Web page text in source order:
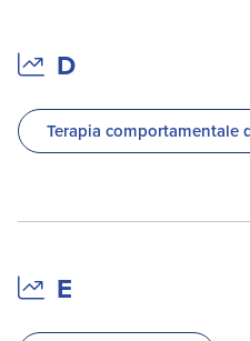
D
Terapia comportamentale
E